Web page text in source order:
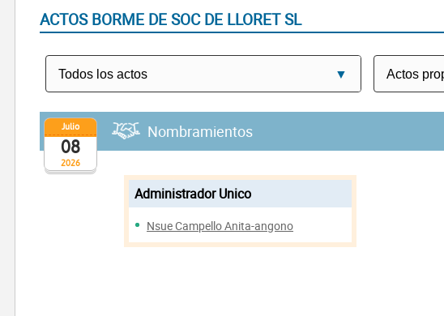
ACTOS BORME DE SOC DE LLORET SL
2026
Julio
08
Nombramientos
Administrador Unico
Nsue Campello Anita-angono